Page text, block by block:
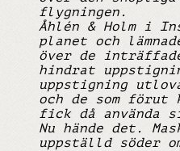
flygningen.
Åhlén & Holm i
planet och
över de
hindrat
uppstigning
och de som
fick då använda
Nu hände det.
uppställd söder